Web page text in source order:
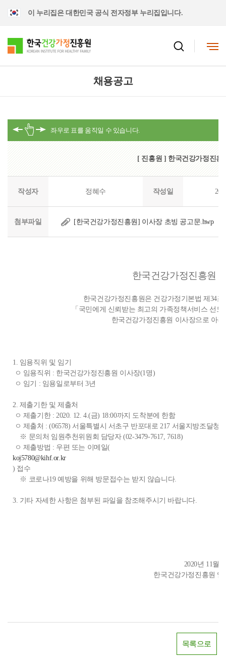
이 누리집은 대한민국 공식 전자정부 누리집입니다.
채용공고
[ 진흥원 ] 한국건강가정진흥
작성자 정혜수 작성일
첨부파일 [한국건강가정진흥원] 이사장 초빙 공고문.hwp
한국건강가정진흥원
한국건강가정진흥원은 건강가정기본법 제34
「국민에게 신뢰받는 최고의 가족정책서비스 선
한국건강가정진흥원 이사장으로 아
1. 임용직위 및 임기
ㅇ 임용직위 : 한국건강가정진흥원 이사장(1명)
ㅇ 임기 : 임용일로부터 3년
2. 제출기한 및 제출처
ㅇ 제출기한 : 2020. 12. 4.(금) 18:00까지 도착분에 한함
ㅇ 제출처 : (06578) 서울특별시 서초구 반포대로 217 서울지방조달
※ 문의처 임원추천위원회 담당자 (02-3479-7617, 7618)
ㅇ 제출방법 : 우편 또는 이메일(
koj5780@kihf.or.kr
) 접수
※ 코로나19 예방을 위해 방문접수는 받지 않습니다.
3. 기타 자세한 사항은 첨부된 파일을 참조해주시기 바랍니다.
2020년 11월
한국건강가정진흥원
목록으로